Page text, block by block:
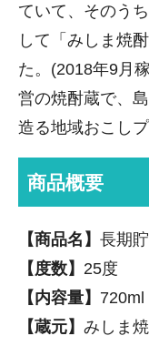
ていて、そのう
して「みしま焼
た。(2018年9月
営の焼酎蔵で、
造る地域おこし
商品概要
【商品名】 長期
【度数】 25度
【内容量】 720ml
【蔵元】 みしま